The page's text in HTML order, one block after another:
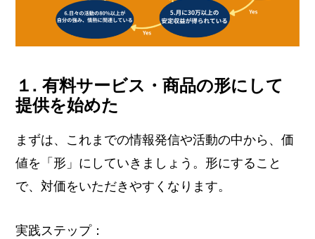
１. 有料サービス・商品の形にして
提供を始めた
まずは、これまでの情報発信や活動の中から、価
値を「形」にしていきましょう。形にすること
で、対価をいただきやすくなります。
実践ステップ：